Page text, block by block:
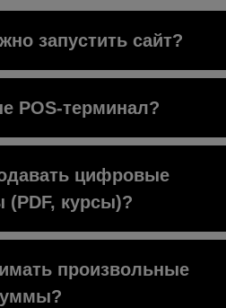
запустить сайт?
POS-терминал?
онлайн
цифровые
(PDF, курсы)?
произвольные